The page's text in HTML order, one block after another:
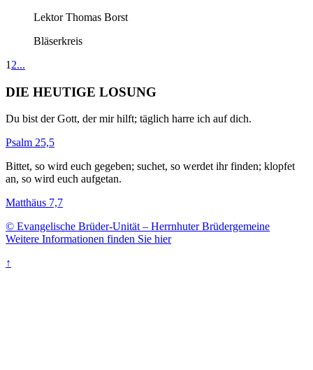
Lektor Thomas Borst
Bläserkreis
1 2...
DIE HEUTIGE LOSUNG
Du bist der Gott, der mir hilft; täglich harre ich auf dich.
Psalm 25,5
Bittet, so wird euch gegeben; suchet, so werdet ihr finden; klopfet
an, so wird euch aufgetan.
Matthäus 7,7
© Evangelische Brüder-Unität – Herrnhuter Brüdergemeine
Weitere Informationen finden Sie hier
↑